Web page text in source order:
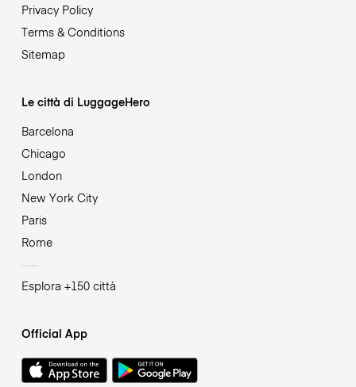
Privacy Policy
Terms & Conditions
Sitemap
Le città di LuggageHero
Barcelona
Chicago
London
New York City
Paris
Rome
Esplora +150 città
Official App